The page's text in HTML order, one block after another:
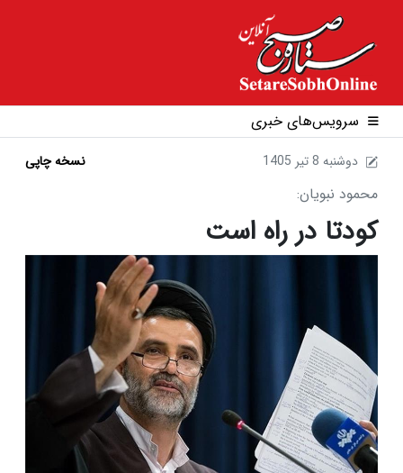
سرویس‌های خبری
1405 دوشنبه 8 تير نسخه چاپی
محمود نبویان:
کودتا در راه است